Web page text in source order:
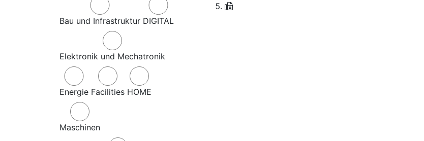
Bau und Infrastruktur DIGITAL
Elektronik und Mechatronik
Energie Facilities HOME
Maschinen